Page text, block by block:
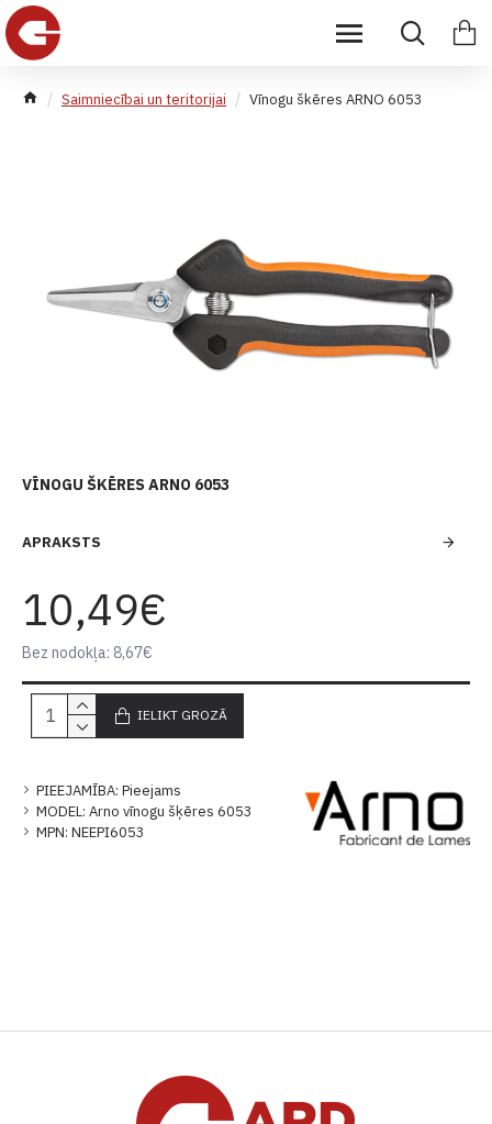
Saimniecībai un teritorijai Vīnogu škēres ARNO 6053
VĪNOGU ŠKĒRES ARNO 6053
APRAKSTS
PIEEJAMĪBA: Pieejams
MODEL: Arno vīnogu šķēres 6053
MPN: NEEPI6053
10,49€
Bez nodokļa: 8,67€
IELIKT GROZĀ